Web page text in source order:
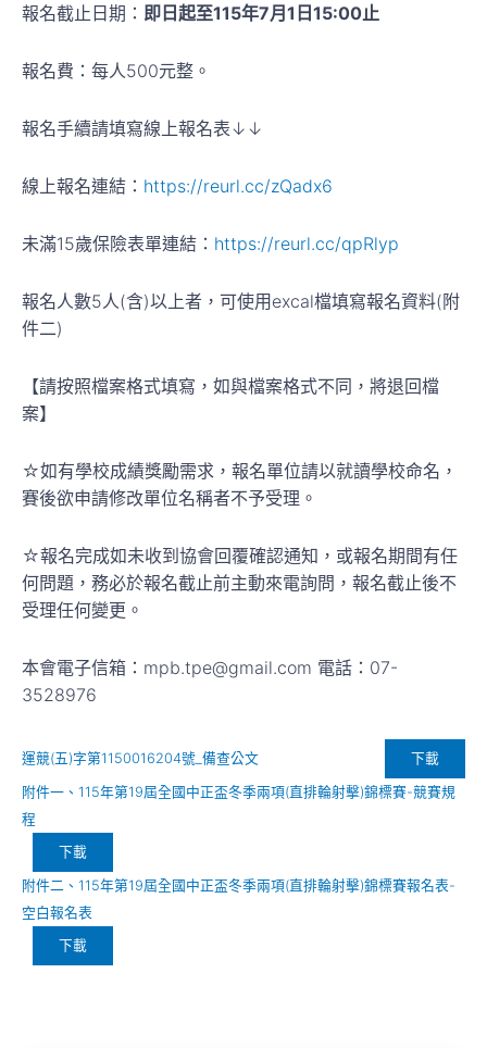
報名截止日期： 即日起至115年7月1日15:00止
報名費：每人500元整。
報名手續請填寫線上報名表↓↓
線上報名連結： https://reurl.cc/zQadx6
未滿15歲保險表單連結： https://reurl.cc/qpRlyp
報名人數5人(含)以上者，可使用excal檔填寫報名資料(附
件二)
【請按照檔案格式填寫，如與檔案格式不同，將退回檔
案】
☆如有學校成績獎勵需求，報名單位請以就讀學校命名，
賽後欲申請修改單位名稱者不予受理。
☆報名完成如未收到協會回覆確認通知，或報名期間有任
何問題，務必於報名截止前主動來電詢問，報名截止後不
受理任何變更。
本會電子信箱：mpb.tpe@gmail.com 電話：07-
3528976
運競(五)字第1150016204號_備查公文 下載
附件一、115年第19屆全國中正盃冬季兩項(直排輪射擊)錦標賽-競賽規
程
下載
附件二、115年第19屆全國中正盃冬季兩項(直排輪射擊)錦標賽報名表-
空白報名表
下載